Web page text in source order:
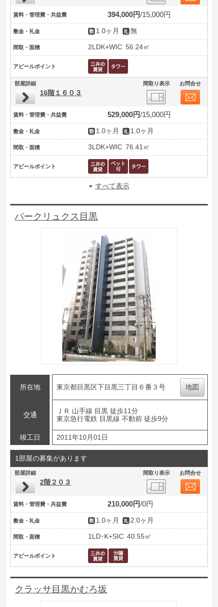
賃料・管理費・共益費 394,000円 15,000円
敷金・礼金 1.0ヶ月 無
間取・面積 2LDK+WIC 56.24㎡
アピールポイント
部屋詳細 間取り表示 お問合せ
16階１６０３
賃料・管理費・共益費 529,000円 15,000円
敷金・礼金 1.0ヶ月 1.0ヶ月
間取・面積 3LDK+WIC 76.41㎡
アピールポイント
すべて表示
パークリュクス目黒
所在地 東京都目黒区下目黒三丁目６番３号 地図
交通
ＪＲ 山手線 目黒 徒歩11分
東京急行電鉄 目黒線 不動前 徒歩9分
竣工日 2011年10月01日
1部屋の募集があります
部屋詳細 間取り表示 お問合せ
2階２０３
賃料・管理費・共益費 210,000円 0円
敷金・礼金 1.0ヶ月 2.0ヶ月
間取・面積 1LD･K+SIC 40.55㎡
アピールポイント
クラッサ目黒かむろ坂